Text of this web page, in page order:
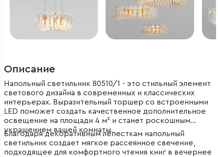
Описание
Напольный светильник 80510/1 - это стильный элемент
светового дизайна в современных и классических
интерьерах. Выразительный торшер со встроенными
LED поможет создать качественное дополнительное
освещение на площади 4 м² и станет роскошным
украшением вашей комнаты.
Благодаря декоративным лепесткам напольный
светильник создает мягкое рассеянное свечение,
подходящее для комфортного чтения книг в вечернее